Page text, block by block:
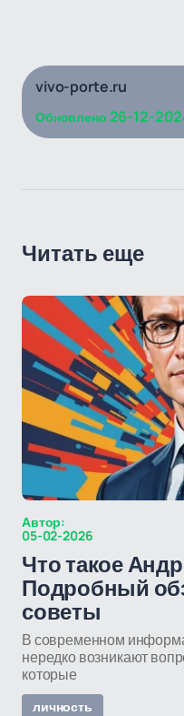
vivo-porte.ru
Обновлено 26-12-
Читать еще
Автор:
05-02-2026
Что такое
Подробный
советы
В современном
нередко возникают
которые
личность